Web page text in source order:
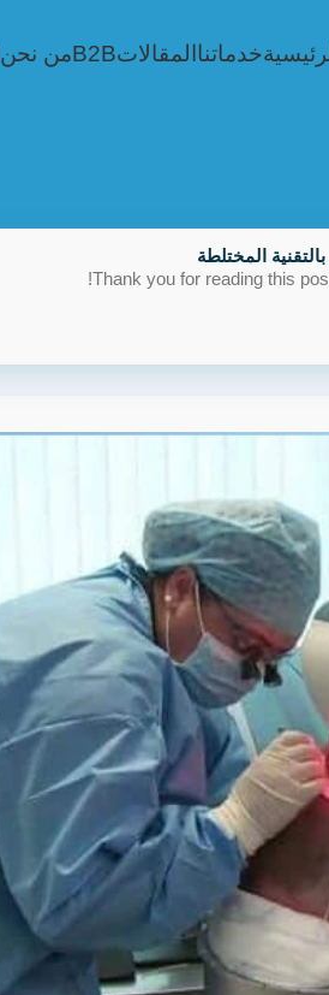
خدماتنا المقالاتB2Bمن نحن
المختلطة
Thank you for reading this